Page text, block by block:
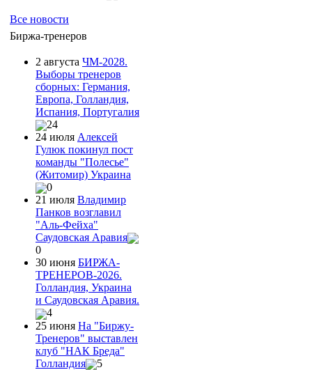
Все новости
Биржа-тренеров
2 августа ЧМ-2028.
Выборы тренеров
сборных: Германия,
Европа, Голландия,
Испания, Португалия
24
24 июля Алексей
Гулюк покинул пост
команды "Полесье"
(Житомир) Украина
0
21 июля Владимир
Панков возглавил
"Аль-Фейха"
Саудовская Аравия
0
30 июня БИРЖА-
ТРЕНЕРОВ-2026.
Голландия, Украина
и Саудовская Аравия.
4
25 июня На "Биржу-
Тренеров" выставлен
клуб "НАК Бреда"
Голландия
5